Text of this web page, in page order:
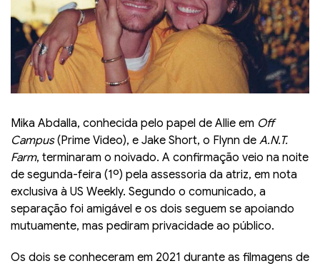
Mika Abdalla, conhecida pelo papel de Allie em Off
Campus(Prime Video), e Jake Short, o Flynn de A.N.T.
Farm, terminaram o noivado. A confirmação veio na noite
de segunda-feira (1º) pela assessoria da atriz, em nota
exclusiva à US Weekly. Segundo o comunicado, a
separação foi amigável e os dois seguem se apoiando
mutuamente, mas pediram privacidade ao público.
Os dois se conheceram em 2021 durante as filmagens de